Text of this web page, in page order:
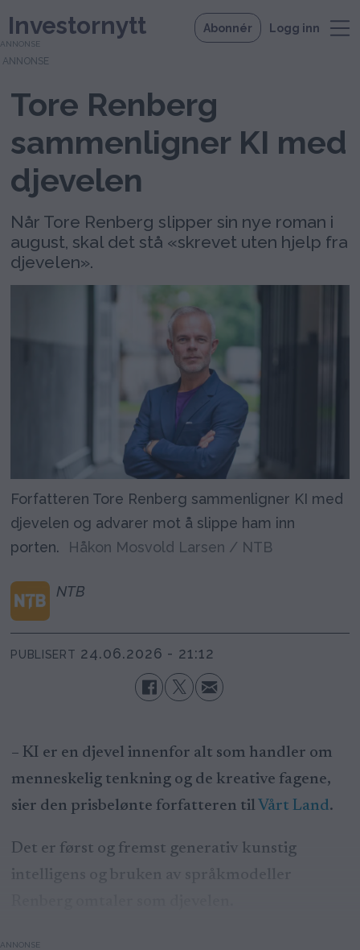
Investornytt Abonnér Logg inn
ANNONSE
Tore Renberg
sammenligner KI med
djevelen
Når Tore Renberg slipper sin nye roman i
august, skal det stå «skrevet uten hjelp fra
djevelen».
Forfatteren Tore Renberg sammenligner KI med
djevelen og advarer mot å slippe ham inn
porten.
Håkon Mosvold Larsen / NTB
NTB
PUBLISERT 24.06.2026 - 21:12
– KI er en djevel innenfor alt som handler om
menneskelig tenkning og de kreative fagene,
sier den prisbelønte forfatteren til Vårt Land.
Det er først og fremst generativ kunstig
intelligens og bruken av språkmodeller
ANNONSE